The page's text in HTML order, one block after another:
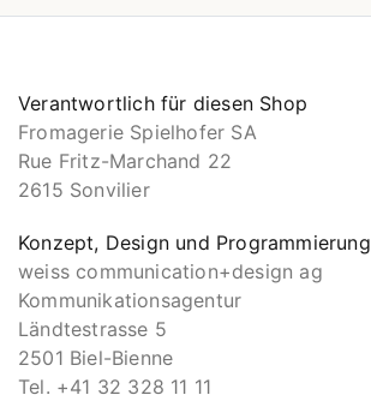
Verantwortlich für diesen Shop
Fromagerie Spielhofer SA
Rue Fritz-Marchand 22
2615 Sonvilier
Konzept, Design und Programmierung
weiss communication+design ag
Kommunikationsagentur
Ländtestrasse 5
2501 Biel-Bienne
Tel. +41 32 328 11 11